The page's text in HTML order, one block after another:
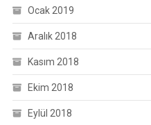
Ocak 2019
Aralık 2018
Kasım 2018
Ekim 2018
Eylül 2018